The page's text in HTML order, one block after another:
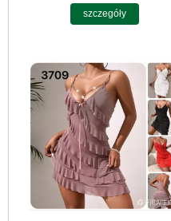
szczegóły